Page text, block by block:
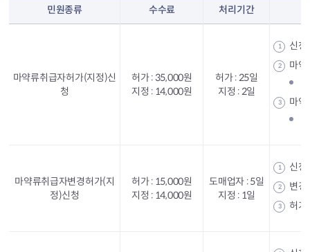
민원종류 수수료 처리기간
마약류취급자허가(지정)신
청
허가 : 35,000원
지정 : 14,000원
허가 : 25일
지정 : 2일
1 신청
2
마약
3
마약
마약류취급자변경허가(지
정)신청
허가 : 15,000원
지정 : 14,000원
도매업자 : 5일
지정 : 1일
1 신청
2 변경
3 허가